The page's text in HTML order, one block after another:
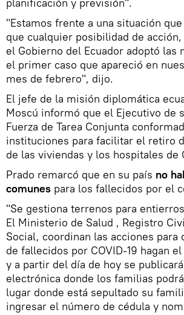
planificación y previsión".
"Estamos frente a una situación
que cualquier posibilidad de
el Gobierno del Ecuador adoptó las
el primer caso que apareció en
mes de febrero", dijo.
El jefe de la misión diplomática
Moscú informó que el Ejecutivo de
Fuerza de Tarea Conjunta
instituciones para facilitar el retiro
de las viviendas y los hospitales de
Prado remarcó que en su país no
comunes para los fallecidos por el
"Se gestiona terrenos para
El Ministerio de Salud , Registro
Social, coordinan las acciones para
de fallecidos por COVID-19 hagan
y a partir del día de hoy se
electrónica donde los familias
lugar donde está sepultado su
ingresar el número de cédula y